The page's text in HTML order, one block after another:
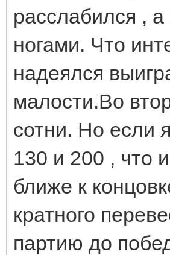
расслабился ,
ногами. Что
надеялся
малости.Во
сотни. Но если
130 и 200 , что
ближе к
кратного
партию до